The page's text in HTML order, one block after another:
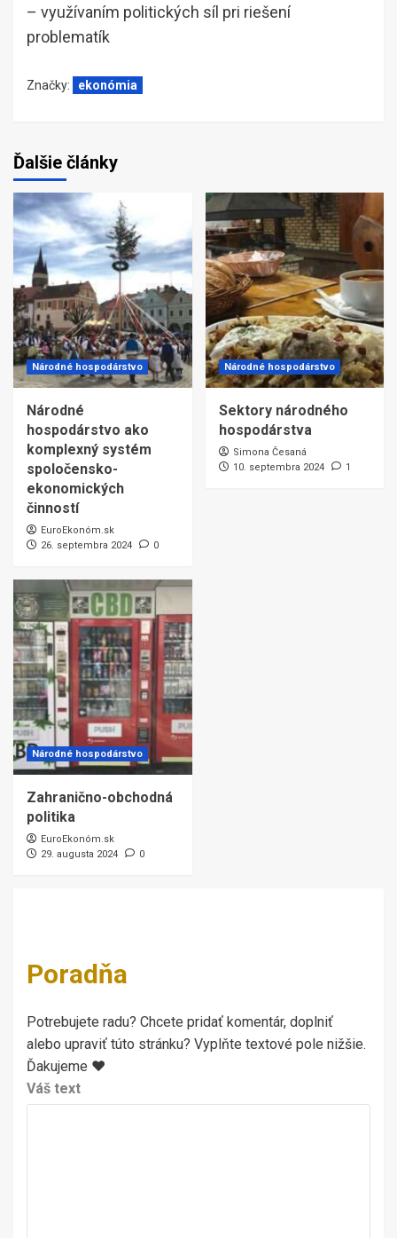
– využívaním politických síl pri riešení
problematík
Značky: ekonómia
Ďalšie články
Národné hospodárstvo
Národné
hospodárstvo ako
komplexný systém
spoločensko-
ekonomických
činností
EuroEkonóm.sk
26. septembra 2024
0
Národné hospodárstvo
Sektory národného
hospodárstva
Simona Česaná
10. septembra 2024
1
Národné hospodárstvo
Zahranično-obchodná
politika
EuroEkonóm.sk
29. augusta 2024
0
Poradňa
Potrebujete radu? Chcete pridať komentár, doplniť
alebo upraviť túto stránku? Vyplňte textové pole nižšie.
Ďakujeme ♥
Váš text